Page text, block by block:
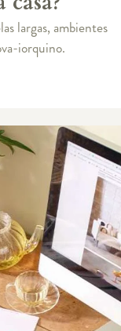
largas, ambientes
iorquino.